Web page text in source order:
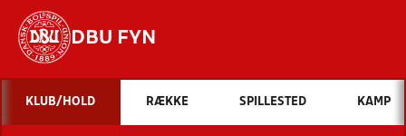
DBU FYN
Hvad vil du søge efter?
INDHOLD OG NYHEDER
KLUB/HOLD RÆKKE SPILLESTED KAMP